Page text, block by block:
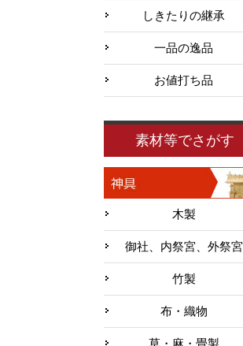
しきたりの継承
一品の逸品
お値打ち品
素材等でさがす
木製
御社、内祭宮、外祭宮
竹製
布・織物